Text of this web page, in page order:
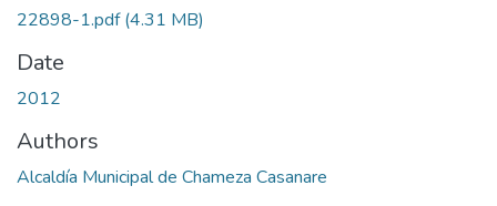
22898-1.pdf(4.31 MB)
Date
2012
Authors
Alcaldía Municipal de Chameza Casanare